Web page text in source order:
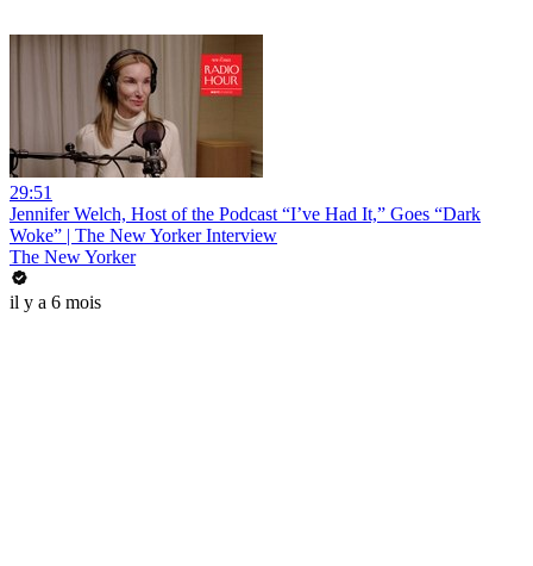
29:51
Jennifer Welch, Host of the Podcast “I’ve Had It,” Goes “Dark
Woke” | The New Yorker Interview
The New Yorker
il y a 6 mois